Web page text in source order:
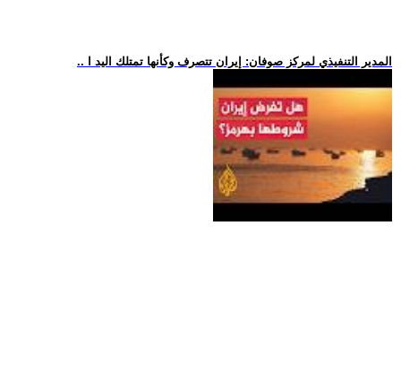
.. المدير التنفيذي لمركز صوفان: إيران تتصرف وكأنها تمتلك اليد ا